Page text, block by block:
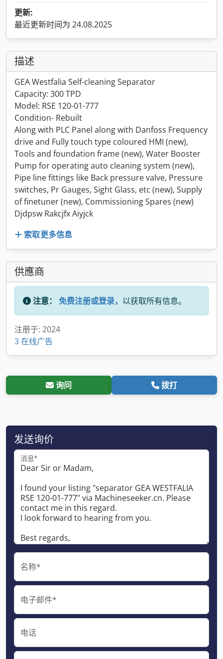
更新:
最近更新时间为 24.08.2025
描述
GEA Westfalia Self-cleaning Separator
Capacity: 300 TPD
Model: RSE 120-01-777
Condition- Rebuilt
Along with PLC Panel along with Danfoss Frequency
drive and Fully touch type coloured HMI (new),
Tools and foundation frame (new), Water Booster
Pump for operating auto cleaning system (new),
Pipe line fittings like Back pressure valve, Pressure
switches, Pr Gauges, Sight Glass, etc (new), Supply
of finetuner (new), Commissioning Spares (new)
Djdpsw Rakcjfx Aiyjck
索取更多信息
供應商
注意： 免费注册或登录， 以获取所有信息。
注册于: 2024
3 在线广告
询问 拨打
发送询价
消息*
名称*
电子邮件*
电话